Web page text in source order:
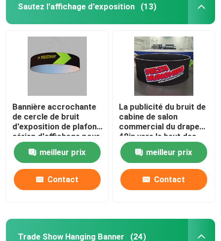
Sautez l'affichage d'exposition (13)
Bannière accrochante
de cercle de bruit
d'exposition de plafond
aérien d'affichage pour
la publicité
meilleur prix
Contact
La publicité du bruit de
cabine de salon
commercial du drapeau
48in vers le haut des
bannières de plafond
d'affichagemeilleur prix
Contact
Trade Show Hanging Banner (24)